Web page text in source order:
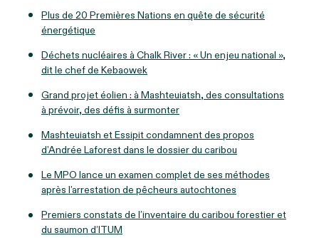
Plus de 20 Premières Nations en quête de sécurité
énergétique
Déchets nucléaires à Chalk River : « Un enjeu national »,
dit le chef de Kebaowek
Grand projet éolien : à Mashteuiatsh, des consultations
à prévoir, des défis à surmonter
Mashteuiatsh et Essipit condamnent des propos
d’Andrée Laforest dans le dossier du caribou
Le MPO lance un examen complet de ses méthodes
après l’arrestation de pêcheurs autochtones
Premiers constats de l’inventaire du caribou forestier et
du saumon d’ITUM